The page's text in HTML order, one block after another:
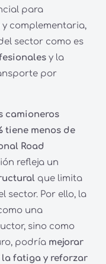
para
complementaria,
sector como es
y la
por
camioneros
tiene menos de
Road
refleja un
que limita
sector. Por ello, la
una
sino como
podría mejorar
fatiga y reforzar